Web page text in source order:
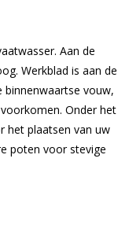
Aan de
Werkblad is aan de
binnenwaartse vouw,
Onder het
het plaatsen van uw
poten voor stevige